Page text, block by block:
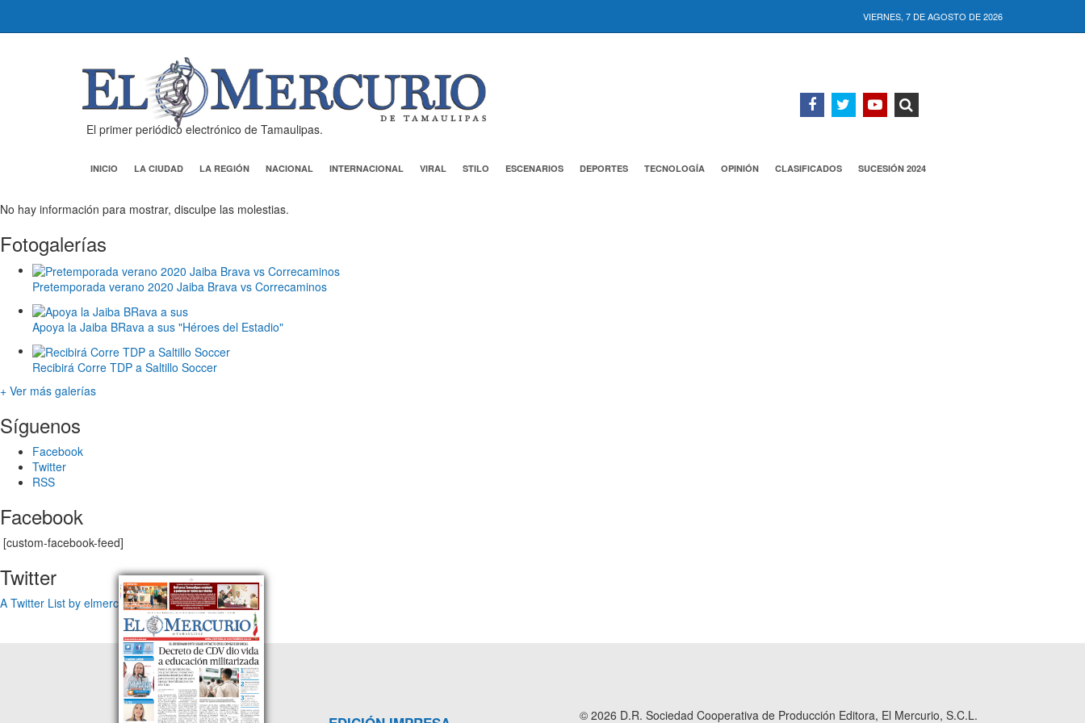
VIERNES, 7 DE AGOSTO DE 2026
El primer periódico electrónico de Tamaulipas.
INICIO LA CIUDAD LA REGIÓN NACIONAL INTERNACIONAL VIRAL STILO ESCENARIOS DEPORTES TECNOLOGÍA OPINIÓN CLASIFICADOS SUCESIÓN 2024
No hay información para mostrar, disculpe las molestias.
Fotogalerías
Pretemporada verano 2020 Jaiba Brava vs Correcaminos
Apoya la Jaiba BRava a sus "Héroes del Estadio"
Recibirá Corre TDP a Saltillo Soccer
+ Ver más galerías
Síguenos
Facebook
Twitter
RSS
Facebook
[custom-facebook-feed]
Twitter
A Twitter List by elmercuriotam
© 2026 D.R. Sociedad Cooperativa de Producción Editora, El Mercurio, S.C.L.